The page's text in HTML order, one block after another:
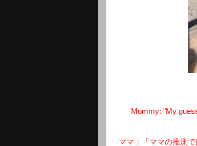
Mommy: "My
ママ：「ママの推測